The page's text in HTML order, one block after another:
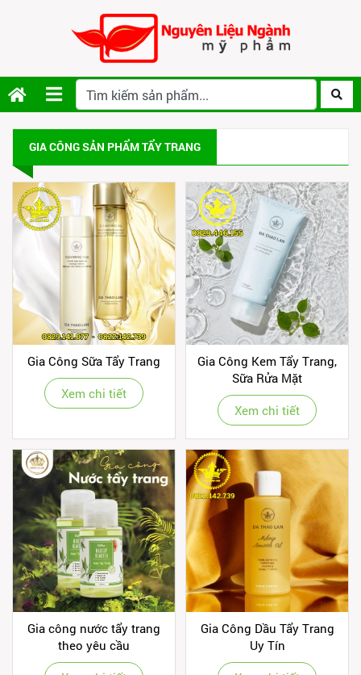
GIA CÔNG SẢN PHẨM TẨY TRANG
Gia Công Sữa Tẩy Trang
Xem chi tiết
Gia Công Kem Tẩy Trang,
Sữa Rửa Mặt
Xem chi tiết
Gia công nước tẩy trang
theo yêu cầu
Gia Công Dầu Tẩy Trang
Uy Tín